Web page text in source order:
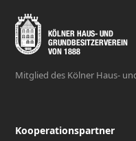
Mitglied des Kölner Haus-
Kooperationspartner